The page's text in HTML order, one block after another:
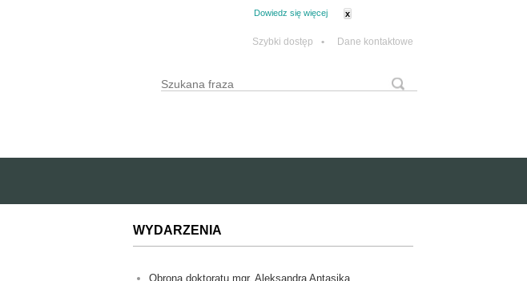
Dowiedz się więcej x
Szybki dostęp • Dane kontaktowe
Formularz wyszukiwania
Wyszukaj
WYDARZENIA
Obrona doktoratu mgr. Aleksandra Antasika